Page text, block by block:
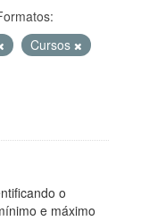
Cursos
o
e máximo